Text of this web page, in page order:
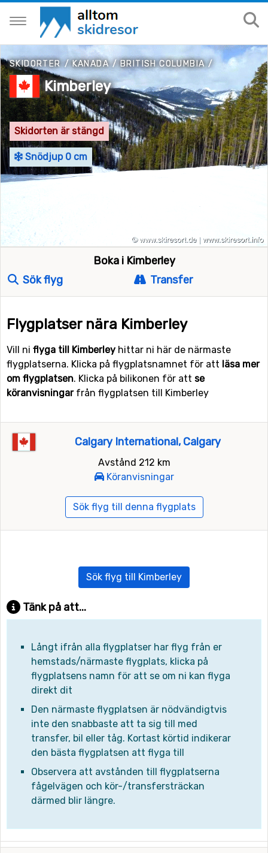
SKIDORTER /KANADA/BRITISH COLUMBIA/
Kimberley
Skidorten är stängd
Snödjup 0 cm
Boka i Kimberley
Sök flyg
Transfer
Flygplatser nära Kimberley
Vill ni flyga till Kimberley hittar ni här de närmaste
flygplatserna. Klicka på flygplatsnamnet för att läsa mer
om flygplatsen. Klicka på bilikonen för att se
köranvisningarfrån flygplatsen till Kimberley
Calgary International, Calgary
Avstånd 212 km
Köranvisningar
Sök flyg till denna flygplats
Sök flyg till Kimberley
Tänk på att...
Långt ifrån alla flygplatser har flyg från er
hemstads/närmaste flygplats, klicka på
flygplatsens namn för att se om ni kan flyga
direkt dit
Den närmaste flygplatsen är nödvändigtvis
inte den snabbaste att ta sig till med
transfer, bil eller tåg. Kortast körtid indikerar
den bästa flygplatsen att flyga till
Observera att avstånden till flygplatserna
fågelvägen och kör-/transfersträckan
därmed blir längre.